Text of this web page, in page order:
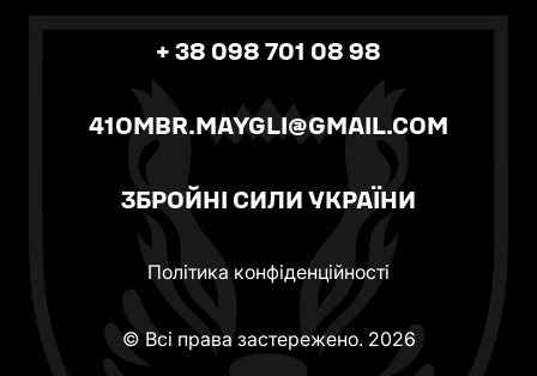
+ 38 098 701 08 98
41OMBR.MAYGLI@GMAIL.COM
ЗБРОЙНІ СИЛИ УКРАЇНИ
Політика конфіденційності
© Всі права застережено. 2026